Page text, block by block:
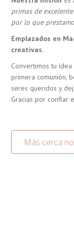
primas de
por lo que
Emplazados en
creativas.
Convertimos tu
primera comunión,
seres queridos y
Gracias por confiar
Más cerca